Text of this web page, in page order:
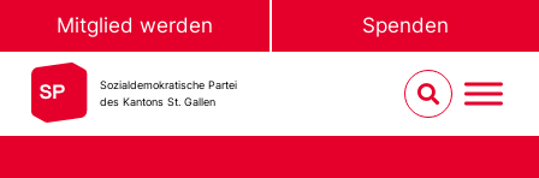
Mitglied werden Spenden
Sozialdemokratische Partei
des Kantons St. Gallen